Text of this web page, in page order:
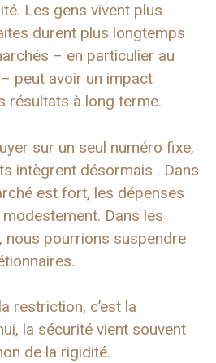
Les gens vivent plus
durent plus longtemps
– en particulier au
peut avoir un impact
résultats à long terme.
sur un seul numéro fixe,
intègrent désormais . Dans
est fort, les dépenses
Dans les
nous pourrions suspendre
restriction, c’est la
la sécurité vient souvent
de la rigidité.